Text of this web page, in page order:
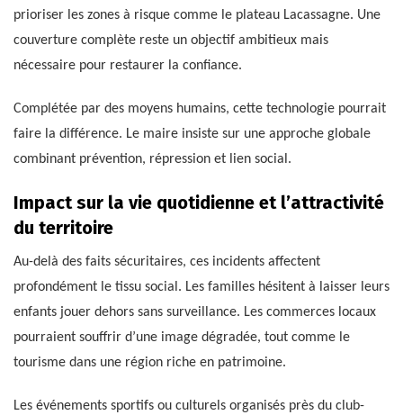
prioriser les zones à risque comme le plateau Lacassagne. Une
couverture complète reste un objectif ambitieux mais
nécessaire pour restaurer la confiance.
Complétée par des moyens humains, cette technologie pourrait
faire la différence. Le maire insiste sur une approche globale
combinant prévention, répression et lien social.
Impact sur la vie quotidienne et l’attractivité
du territoire
Au-delà des faits sécuritaires, ces incidents affectent
profondément le tissu social. Les familles hésitent à laisser leurs
enfants jouer dehors sans surveillance. Les commerces locaux
pourraient souffrir d’une image dégradée, tout comme le
tourisme dans une région riche en patrimoine.
Les événements sportifs ou culturels organisés près du club-